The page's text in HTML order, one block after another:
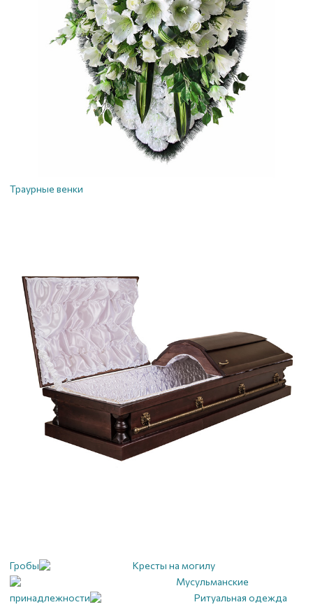
Траурные венки
Гробы
Кресты на могилу
Мусульманские
принадлежности
Ритуальная одежда